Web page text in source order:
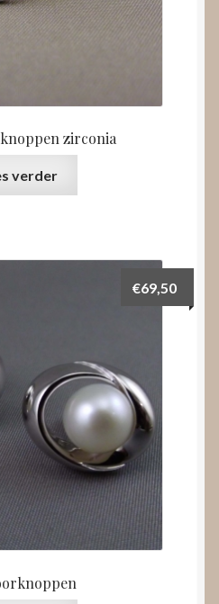
zirconia
verder
€69,50